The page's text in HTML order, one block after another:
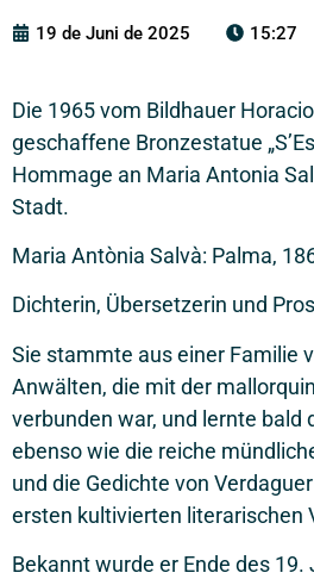
19 de Juni de 2025 15:27
Die 1965 vom Bildhauer
geschaffene Bronzestatue
Hommage an Maria Antonia
Stadt.
Maria Antònia Salvà: Palma,
Dichterin, Übersetzerin und
Sie stammte aus einer Familie
Anwälten, die mit der
verbunden war, und lernte bald
ebenso wie die reiche
und die Gedichte von
ersten kultivierten literarischen
Bekannt wurde er Ende des